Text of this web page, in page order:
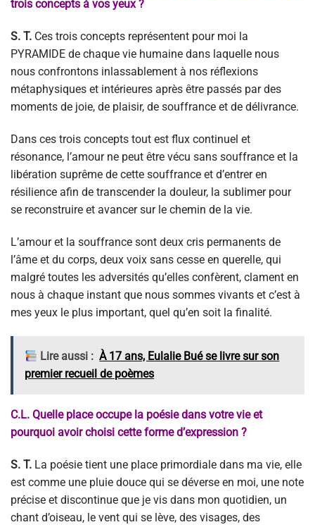
trois concepts à vos yeux ?
S. T. Ces trois concepts représentent pour moi la
PYRAMIDE de chaque vie humaine dans laquelle nous
nous confrontons inlassablement à nos réflexions
métaphysiques et intérieures après être passés par des
moments de joie, de plaisir, de souffrance et de délivrance.
Dans ces trois concepts tout est flux continuel et
résonance, l’amour ne peut être vécu sans souffrance et la
libération suprême de cette souffrance et d’entrer en
résilience afin de transcender la douleur, la sublimer pour
se reconstruire et avancer sur le chemin de la vie.
L’amour et la souffrance sont deux cris permanents de
l’âme et du corps, deux voix sans cesse en querelle, qui
malgré toutes les adversités qu’elles confèrent, clament en
nous à chaque instant que nous sommes vivants et c’est à
mes yeux le plus important, quel qu’en soit la finalité.
Lire aussi : À 17 ans, Eulalie Bué se livre sur son
premier recueil de poèmes
C.L. Quelle place occupe la poésie dans votre vie et
pourquoi avoir choisi cette forme d’expression ?
S. T. La poésie tient une place primordiale dans ma vie, elle
est comme une pluie douce qui se déverse en moi, une note
précise et discontinue que je vis dans mon quotidien, un
chant d’oiseau, le vent qui se lève, des visages, des